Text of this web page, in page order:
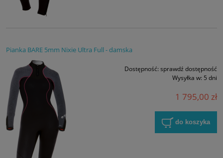
Pianka BARE 5mm Nixie Ultra Full - damska
Dostępność: sprawdź dostępność
Wysyłka w: 5 dni
1 795,00 zł
do koszyka